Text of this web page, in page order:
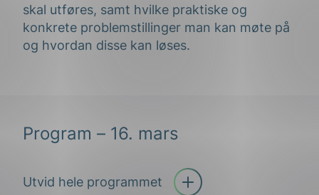
skal utføres, samt hvilke praktiske og
konkrete problemstillinger man kan møte på
og hvordan disse kan løses.
Program – 16. mars
Utvid hele programmet